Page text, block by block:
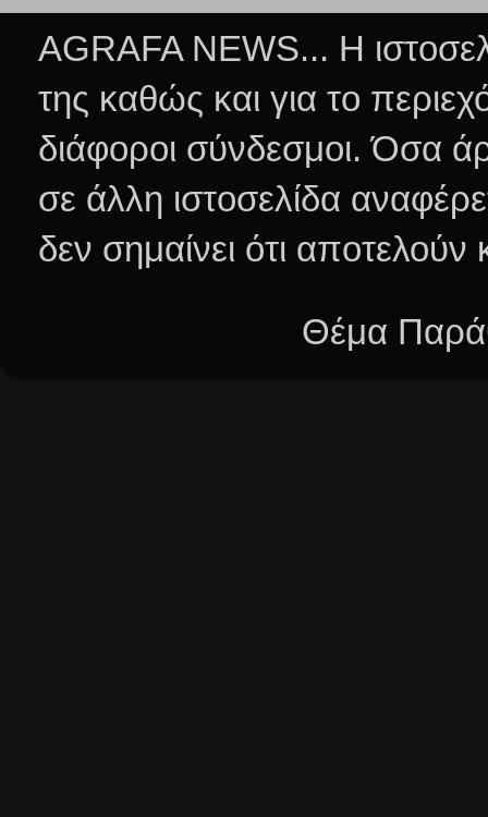
AGRAFA NEWS... Η
της καθώς και για το
διάφοροι σύνδεσμοι.Όσα
σε άλλη ιστοσελίδα
δεν σημαίνει ότι
Θέμα